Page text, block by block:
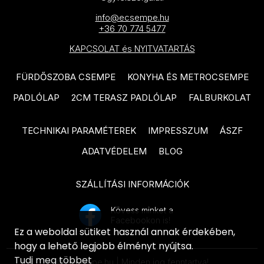
PARADYZ Happiness termékcsalád
PARADYZ Fiori termékcsalád
PARADYZ Sunlight Sand
termékcsalád
PARADYZ Fancy termékcsalád
PARADYZ Porcelano termékcsalád
PARADYZ Afternoon termékcsalád
PARADYZ Hope termékcsalád
PARADYZ Effect termékcsalád
TUBADZIN Grand Cave
termékcsalád
TUBADZIN Grey Pulpis
termékcsalád
termékcsalád
TUBADZIN Balance Stone
ARTÉ Luno termékcsalád
ARTÉ Shellstone White
termékcsalád
ARTÉ Nakano termékcsalád
info@ecsempe.hu
+36 70 774 5477
KAPCSOLAT és NYITVATARTÁS
FÜRDŐSZOBA CSEMPE
KONYHA ÉS METROCSEMPE
PADLÓLAP
2CM TERASZ PADLÓLAP FALBURKOLAT
TECHNIKAI PARAMÉTEREK IMPRESSZUM
ÁSZF
ADATVÉDELEM
BLOG
SZÁLLÍTÁSI INFORMÁCIÓK
Kövess minket a
Facebookon is!
© ecsempe.hu | Minden jog fenntartva!
Ez a weboldal sütiket használ annak érdekében,
hogy a lehető legjobb élményt nyújtsa.
Tudj meg többet